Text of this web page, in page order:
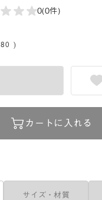
0(0件)
)
カートに入れる
サイズ・材質